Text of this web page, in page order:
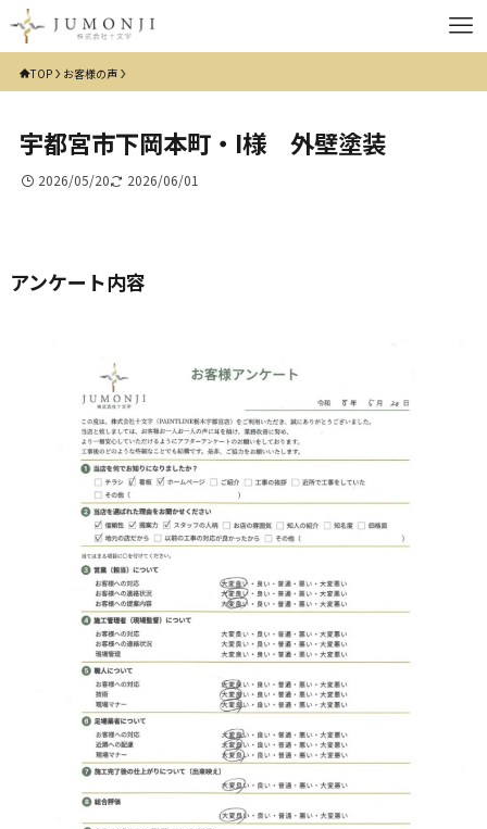
TOP お客様の声
宇都宮市下岡本町・I様 外壁塗装
2026/05/20 2026/06/01
アンケート内容